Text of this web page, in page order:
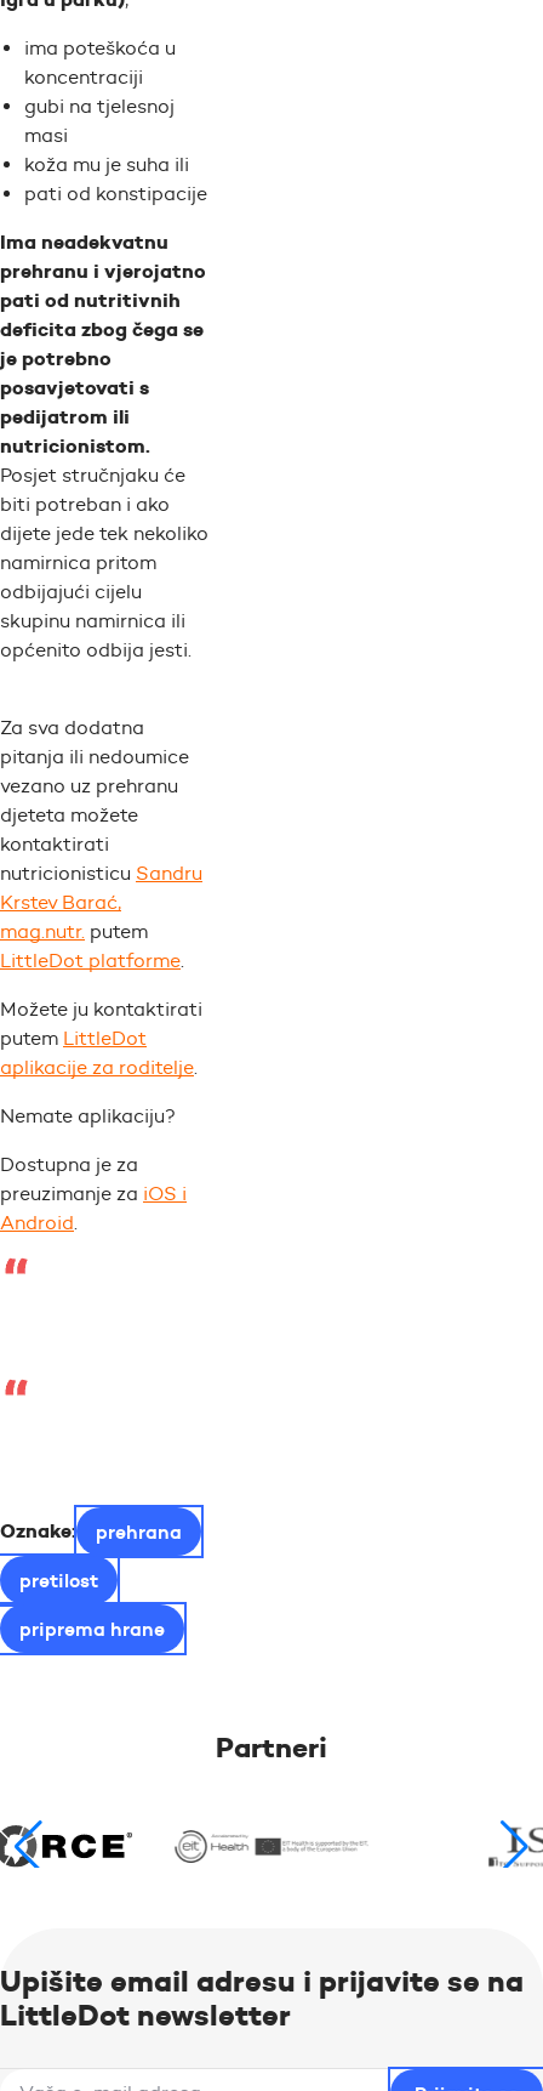
ima poteškoća u
koncentraciji
gubi na tjelesnoj
masi
koža mu je suha ili
pati od konstipacije
Ima neadekvatnu
prehranu i vjerojatno
pati od nutritivnih
deficita zbog čega se
je potrebno
posavjetovati s
pedijatrom ili
nutricionistom.
Posjet stručnjaku će
biti potreban i ako
dijete jede tek nekoliko
namirnica pritom
odbijajući cijelu
skupinu namirnica ili
općenito odbija jesti.
Za sva dodatna
pitanja ili nedoumice
vezano uz prehranu
djeteta možete
kontaktirati
nutricionisticu Sandru
Krstev Barać,
mag.nutr. putem
LittleDot platforme.
Možete ju kontaktirati
putem LittleDot
aplikacije za roditelje.
Nemate aplikaciju?
Dostupna je za
preuzimanje za iOS i
Android.
Oznake:
prehrana
pretilost
priprema hrane
Partneri
Upišite email adresu i prijavite se na
LittleDot newsletter